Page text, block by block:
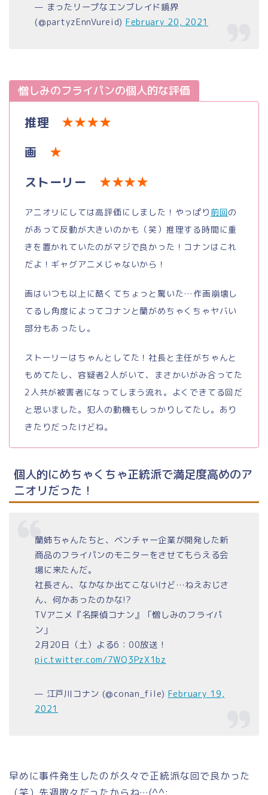
— まったリープなエンブレイド鏡界
(@partyzEnnVureid) February 20, 2021
憎しみのフライパンの個人的な評価
推理 ★★★★
画 ★
ストーリー ★★★★
アニオリにしては高評価にしました！やっぱり 前回の
があって反動が大きいのかも（笑）推理する時間に重
きを置かれていたのがマジで良かった！コナンはこれ
だよ！ギャグアニメじゃないから！
画はいつも以上に酷くてちょっと驚いた…作画崩壊し
てるし角度によってコナンと蘭がめちゃくちゃヤバい
部分もあったし。
ストーリーはちゃんとしてた！社長と主任がちゃんと
もめてたし、容疑者2人がいて、まさかいがみ合ってた
2人共が被害者になってしまう流れ。よくできてる回だ
と思いました。犯人の動機もしっかりしてたし。あり
きたりだったけどね。
個人的にめちゃくちゃ正統派で満足度高めのア
ニオリだった！
蘭姉ちゃんたちと、ベンチャー企業が開発した新
商品のフライパンのモニターをさせてもらえる会
場に来たんだ。
社長さん、なかなか出てこないけど…ねえおじさ
ん、何かあったのかな!?
TVアニメ『名探偵コナン』「憎しみのフライパ
ン」
2月20日（土）よる6：00放送！
pic.twitter.com/7WQ3PzX1bz
— 江戸川コナン (@conan_file) February 19,
2021
早めに事件発生したのが久々で正統派な回で良かった
（笑）先週散々だったからね…(^^;